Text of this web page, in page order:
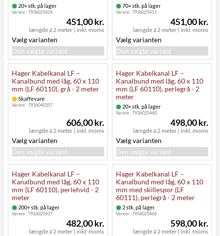
20+ stk. på lager
Varenr.:7936025424
længde á 2 meter | inkl. moms
451,00 kr.
Vælg varianten
Den valgte variant
70+ stk. på lager
Varenr.:7936025411
længde á 2 meter | inkl. moms
451,00 kr.
Vælg varianten
Den valgte variant
Hager Kabelkanal LF –
Kanalbund med låg, 60 x 110
mm (LF 60110), grå - 2 meter
Skaffevare
Varenr.:7936040357
længde á 2 meter | inkl. moms
606,00 kr.
Vælg varianten
Den valgte variant
Hager Kabelkanal LF –
Kanalbund med låg, 60 x 110
mm (LF 60110), perlegrå - 2
meter
20+ stk. på lager
Varenr.:7936025440
længde á 2 meter | inkl. moms
498,00 kr.
Vælg varianten
Den valgte variant
Hager Kabelkanal LF –
Kanalbund med låg, 60 x 110
mm (LF 60110), perlehvid - 2
meter
200+ stk. på lager
Varenr.:7936025437
længde á 2 meter | inkl. moms
482,00 kr.
Hager Kabelkanal LF –
Kanalbund med låg, 60 x 110
mm med skillespor (LF
60111), perlegrå - 2 meter
2 stk. på lager
Varenr.:7936025466
længde á 2 meter | inkl. moms
598,00 kr.